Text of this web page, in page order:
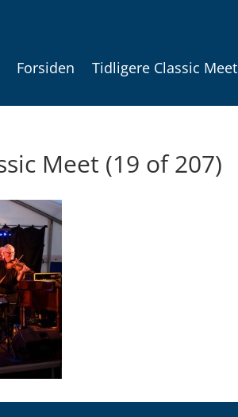
Forsiden Tidligere Classic Meet
Meet (19 of 207)